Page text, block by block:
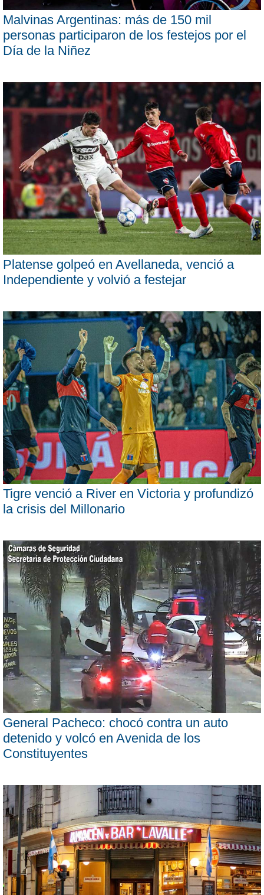
Malvinas Argentinas: más de 150 mil
personas participaron de los festejos por el
Día de la Niñez
Platense golpeó en Avellaneda, venció a
Independiente y volvió a festejar
Tigre venció a River en Victoria y profundizó
la crisis del Millonario
General Pacheco: chocó contra un auto
detenido y volcó en Avenida de los
Constituyentes